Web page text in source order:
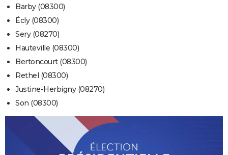
Barby (08300)
Écly (08300)
Sery (08270)
Hauteville (08300)
Bertoncourt (08300)
Rethel (08300)
Justine-Herbigny (08270)
Son (08300)